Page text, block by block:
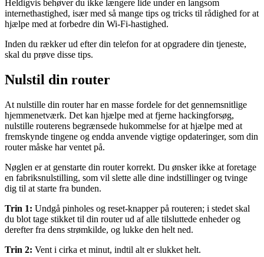
Heldigvis behøver du ikke længere lide under en langsom
internethastighed, især med så mange tips og tricks til rådighed for at
hjælpe med at forbedre din Wi-Fi-hastighed.
Inden du rækker ud efter din telefon for at opgradere din tjeneste,
skal du prøve disse tips.
Nulstil din router
At nulstille din router har en masse fordele for det gennemsnitlige
hjemmenetværk. Det kan hjælpe med at fjerne hackingforsøg,
nulstille routerens begrænsede hukommelse for at hjælpe med at
fremskynde tingene og endda anvende vigtige opdateringer, som din
router måske har ventet på.
Nøglen er at genstarte din router korrekt. Du ønsker ikke at foretage
en fabriksnulstilling, som vil slette alle dine indstillinger og tvinge
dig til at starte fra bunden.
Trin 1: Undgå pinholes og reset-knapper på routeren; i stedet skal
du blot tage stikket til din router ud af alle tilsluttede enheder og
derefter fra dens strømkilde, og lukke den helt ned.
Trin 2: Vent i cirka et minut, indtil alt er slukket helt.